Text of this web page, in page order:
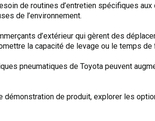
de routines d’entretien spécifiques
de l’environnement.
d’extérieur qui gèrent des
la capacité de levage ou le temps de
pneumatiques de Toyota peuvent
démonstration de produit, explorer les